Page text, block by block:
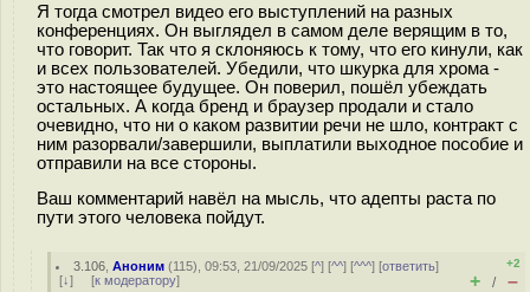
Я тогда смотрел видео его выступлений на разных
конференциях. Он выглядел в самом деле верящим в то,
что говорит. Так что я склоняюсь к тому, что его кинули, как
и всех пользователей. Убедили, что шкурка для хрома -
это настоящее будущее. Он поверил, пошёл убеждать
остальных. А когда бренд и браузер продали и стало
очевидно, что ни о каком развитии речи не шло, контракт с
ним разорвали/завершили, выплатили выходное пособие и
отправили на все стороны.
Ваш комментарий навёл на мысль, что адепты раста по
пути этого человека пойдут.
3.106 ,Аноним (115), 09:53, 21/09/2025 [^] [^^] [^^^] [ответить]
[↓] [к модератору]
+2
+ / –